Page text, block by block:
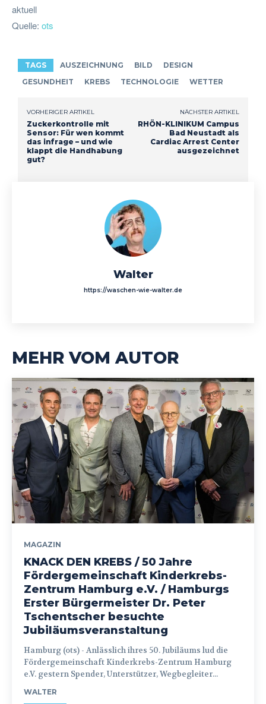
aktuell
Quelle: ots
TAGS AUSZEICHNUNG BILD
DESIGN
GESUNDHEIT
KREBS TECHNOLOGIE WETTER
VORHERIGER ARTIKEL
Zuckerkontrolle mit
Sensor: Für wen kommt
das infrage – und wie
klappt die Handhabung
gut?
NÄCHSTER ARTIKEL
RHÖN-KLINIKUM Campus
Bad Neustadt als
Cardiac Arrest Center
ausgezeichnet
Walter
https://waschen-wie-walter.de
MEHR VOM AUTOR
MAGAZIN
KNACK DEN KREBS / 50 Jahre
Fördergemeinschaft Kinderkrebs-
Zentrum Hamburg e.V. / Hamburgs
Erster Bürgermeister Dr. Peter
Tschentscher besuchte
Jubiläumsveranstaltung
Hamburg (ots) - Anlässlich ihres 50. Jubiläums lud die
Fördergemeinschaft Kinderkrebs-Zentrum Hamburg
e.V. gestern Spender, Unterstützer, Wegbegleiter...
WALTER